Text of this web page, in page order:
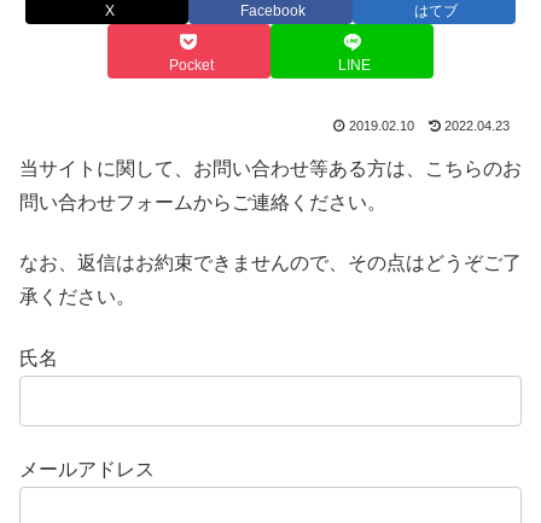
X Facebook はてブ
Pocket LINE
2019.02.10 2022.04.23
当サイトに関して、お問い合わせ等ある方は、こちらのお
問い合わせフォームからご連絡ください。
なお、返信はお約束できませんので、その点はどうぞご了
承ください。
氏名
メールアドレス